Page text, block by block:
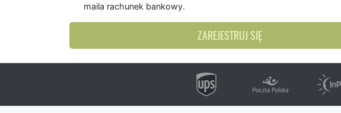
maila rachunek bankowy.
ZAREJESTRUJ SIĘ